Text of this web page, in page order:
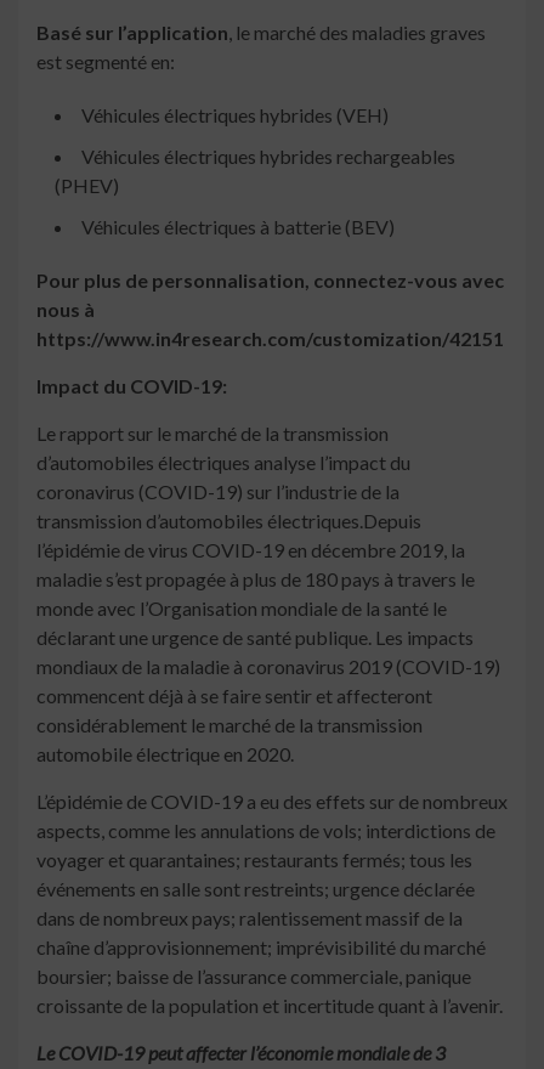
Basé sur l’application, le marché des maladies graves
est segmenté en:
Véhicules électriques hybrides (VEH)
Véhicules électriques hybrides rechargeables
(PHEV)
Véhicules électriques à batterie (BEV)
Pour plus de personnalisation, connectez-vous avec
nous à
https://www.in4research.com/customization/42151
Impact du COVID-19:
Le rapport sur le marché de la transmission
d’automobiles électriques analyse l’impact du
coronavirus (COVID-19) sur l’industrie de la
transmission d’automobiles électriques.Depuis
l’épidémie de virus COVID-19 en décembre 2019, la
maladie s’est propagée à plus de 180 pays à travers le
monde avec l’Organisation mondiale de la santé le
déclarant une urgence de santé publique. Les impacts
mondiaux de la maladie à coronavirus 2019 (COVID-19)
commencent déjà à se faire sentir et affecteront
considérablement le marché de la transmission
automobile électrique en 2020.
L’épidémie de COVID-19 a eu des effets sur de nombreux
aspects, comme les annulations de vols; interdictions de
voyager et quarantaines; restaurants fermés; tous les
événements en salle sont restreints; urgence déclarée
dans de nombreux pays; ralentissement massif de la
chaîne d’approvisionnement; imprévisibilité du marché
boursier; baisse de l’assurance commerciale, panique
croissante de la population et incertitude quant à l’avenir.
Le COVID-19 peut affecter l’économie mondiale de 3